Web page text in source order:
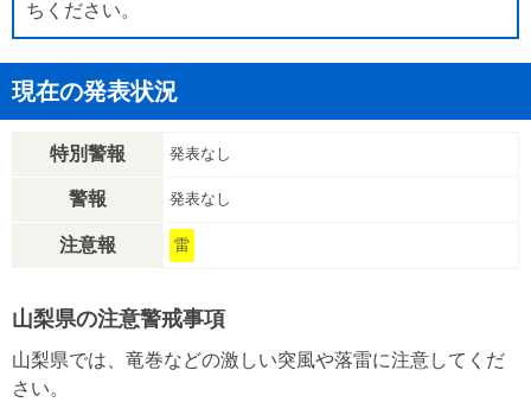
ちください。
現在の発表状況
特別警報 発表なし
警報 発表なし
注意報 雷
山梨県の注意警戒事項
山梨県では、竜巻などの激しい突風や落雷に注意してくだ
さい。